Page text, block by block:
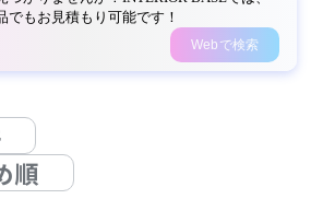
でもお見積もり可能です！
Webで検索
順